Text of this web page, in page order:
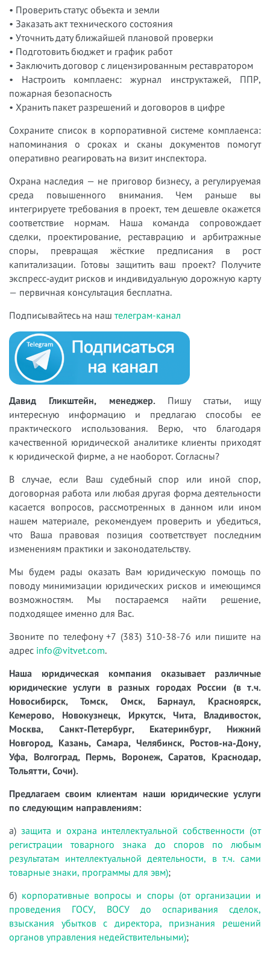
• Проверить статус объекта и земли
• Заказать акт технического состояния
• Уточнить дату ближайшей плановой проверки
• Подготовить бюджет и график работ
• Заключить договор с лицензированным реставратором
• Настроить комплаенс: журнал инструктажей, ППР,
пожарная безопасность
• Хранить пакет разрешений и договоров в цифре
Сохраните список в корпоративной системе комплаенса:
напоминания о сроках и сканы документов помогут
оперативно реагировать на визит инспектора.
Охрана наследия — не приговор бизнесу, a регулируемая
среда повышенного внимания. Чем раньше вы
интегрируете требования в проект, тем дешевле окажется
соответствие нормам. Наша команда сопровождает
сделки, проектирование, реставрацию и арбитражные
споры, превращая жёсткие предписания в рост
капитализации. Готовы защитить ваш проект? Получите
экспресс‑аудит рисков и индивидуальную дорожную карту
— первичная консультация бесплатна.
Подписывайтесь на наш телеграм-канал
Давид Гликштейн, менеджер. Пишу статьи, ищу
интересную информацию и предлагаю способы ее
практического использования. Верю, что благодаря
качественной юридической аналитике клиенты приходят
к юридической фирме, а не наоборот. Согласны?
В случае, если Ваш судебный спор или иной спор,
договорная работа или любая другая форма деятельности
касается вопросов, рассмотренных в данном или ином
нашем материале, рекомендуем проверить и убедиться,
что Ваша правовая позиция соответствует последним
изменениям практики и законодательству.
Мы будем рады оказать Вам юридическую помощь по
поводу минимизации юридических рисков и имеющимся
возможностям. Мы постараемся найти решение,
подходящее именно для Вас.
Звоните по телефону +7 (383) 310-38-76 или пишите на
адрес info@vitvet.com.
Наша юридическая компания оказывает различные
юридические услуги в разных городах России (в т.ч.
Новосибирск, Томск, Омск, Барнаул, Красноярск,
Кемерово, Новокузнецк, Иркутск, Чита, Владивосток,
Москва, Санкт-Петербург, Екатеринбург, Нижний
Новгород, Казань, Самара, Челябинск, Ростов-на-Дону,
Уфа, Волгоград, Пермь, Воронеж, Саратов, Краснодар,
Тольятти, Сочи).
Предлагаем своим клиентам наши юридические услуги
по следующим направлениям:
а) защита и охрана интеллектуальной собственности (от
регистрации товарного знака до споров по любым
результатам интеллектуальной деятельности, в т.ч. сами
товарные знаки, программы для эвм);
б) корпоративные вопросы и споры (от организации и
проведения ГОСУ, ВОСУ до оспаривания сделок,
взыскания убытков с директора, признания решений
органов управления недействительными);